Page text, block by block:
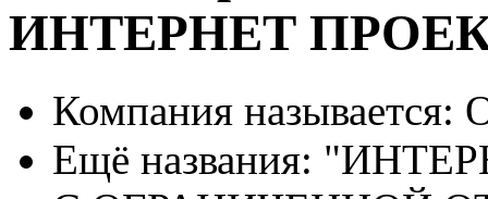
ИНТЕРНЕТ
Компания называется:
Ещё названия: